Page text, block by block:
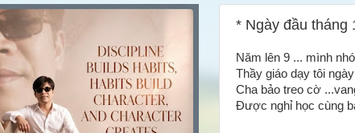
* Ngày đầu tháng
Năm lên 9 ... mình
Thầy giáo dạy tôi
Cha bảo treo cờ
Được nghỉ học cùng